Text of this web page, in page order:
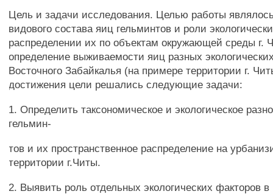
Цель и задачи исследования. Целью работы
видового состава яиц гельминтов и роли
распределении их по объектам окружающей среды г.
определение выживаемости яиц разных
Восточного Забайкалья (на примере территории г.
достижения цели решались следующие задачи:
1. Определить таксономическое и экологическое
гельмин-
тов и их пространственное распределение на
территории г.Читы.
2. Выявить роль отдельных экологических факторов